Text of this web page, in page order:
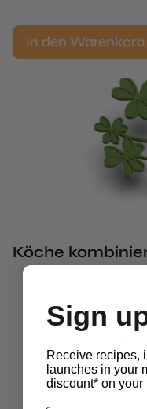
In den Warenkorb
Köche
$
Sign
Receive recipes,
launches in your
discount* on your